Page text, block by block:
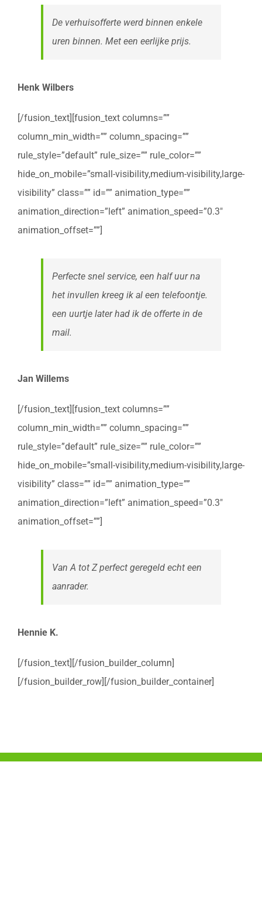
De verhuisofferte werd binnen enkele
uren binnen. Met een eerlijke prijs.
Henk Wilbers
[/fusion_text][fusion_text columns=””
column_min_width=”” column_spacing=””
rule_style=”default” rule_size=”” rule_color=””
hide_on_mobile=”small-visibility,medium-visibility,large-
visibility” class=”” id=”” animation_type=””
animation_direction=”left” animation_speed=”0.3″
animation_offset=””]
Perfecte snel service, een half uur na
het invullen kreeg ik al een telefoontje.
een uurtje later had ik de offerte in de
mail.
Jan Willems
[/fusion_text][fusion_text columns=””
column_min_width=”” column_spacing=””
rule_style=”default” rule_size=”” rule_color=””
hide_on_mobile=”small-visibility,medium-visibility,large-
visibility” class=”” id=”” animation_type=””
animation_direction=”left” animation_speed=”0.3″
animation_offset=””]
Van A tot Z perfect geregeld echt een
aanrader.
Hennie K.
[/fusion_text][/fusion_builder_column]
[/fusion_builder_row][/fusion_builder_container]